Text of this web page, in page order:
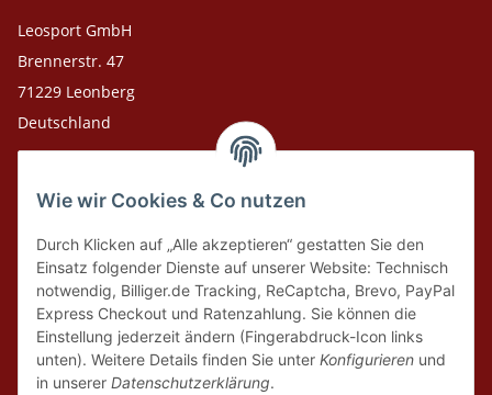
Wie wir Cookies & Co nutzen
Durch Klicken auf „Alle akzeptieren“ gestatten Sie den
Einsatz folgender Dienste auf unserer Website: Technisch
notwendig, Billiger.de Tracking, ReCaptcha, Brevo, PayPal
Express Checkout und Ratenzahlung. Sie können die
Einstellung jederzeit ändern (Fingerabdruck-Icon links
unten). Weitere Details finden Sie unter Konfigurieren und
in unserer Datenschutzerklärung.
Leosport GmbH
Brennerstr. 47
71229 Leonberg
Deutschland
Leosport GmbH
75378 Bad Liebenzell
Tel. Laden 07152-909493
Tel. Versandlager 07052-9344380